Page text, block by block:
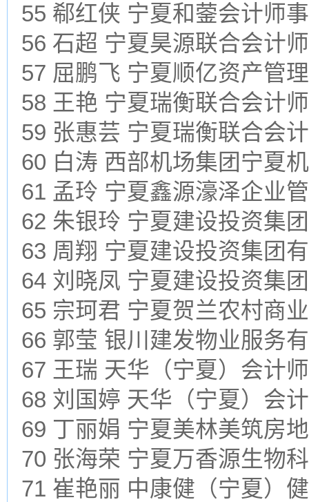
55 郗红侠 宁夏和蓥会计师
56 石超 宁夏昊源联合会计
57 屈鹏飞 宁夏顺亿资产管
58 王艳 宁夏瑞衡联合会计
59 张惠芸 宁夏瑞衡联合会
60 白涛 西部机场集团宁夏
61 孟玲 宁夏鑫源濠泽企业
62 朱银玲 宁夏建设投资集
63 周翔 宁夏建设投资集团
64 刘晓凤 宁夏建设投资集
65 宗珂君 宁夏贺兰农村商
66 郭莹 银川建发物业服务
67 王瑞 天华（宁夏）会计
68 刘国婷 天华（宁夏）会
69 丁丽娟 宁夏美林美筑房
70 张海荣 宁夏万香源生物
71 崔艳丽 中康健（宁夏）